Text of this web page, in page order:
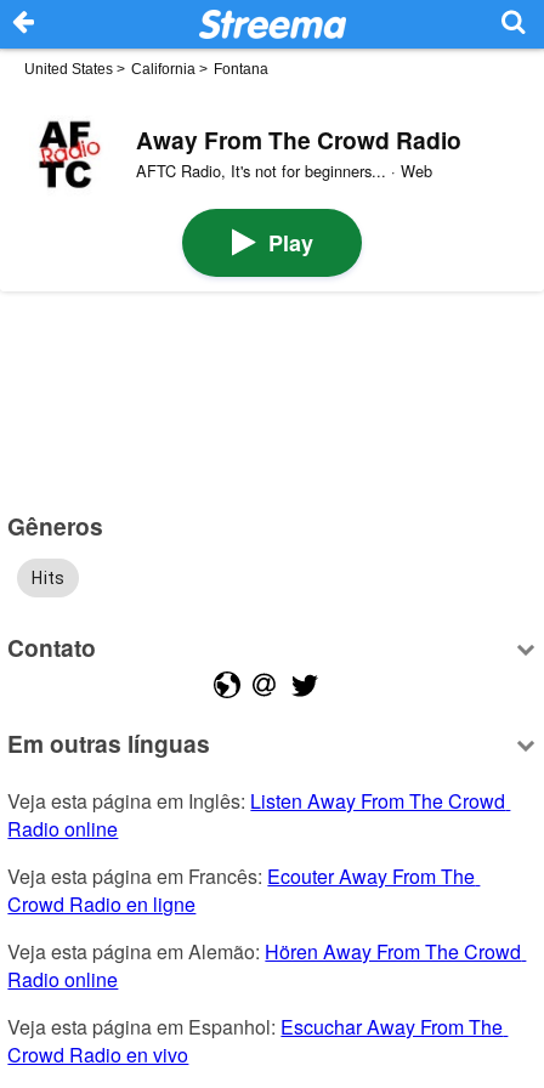
United States > California > Fontana
Away From The Crowd Radio
AFTC Radio, It's not for beginners... · Web
Play
Gêneros
Hits
Contato
Em outras línguas
Veja esta página em Inglês: Listen Away From The Crowd
Radio online
Veja esta página em Francês: Ecouter Away From The
Crowd Radio en ligne
Veja esta página em Alemão: Hören Away From The Crowd
Radio online
Veja esta página em Espanhol: Escuchar Away From The
Crowd Radio en vivo